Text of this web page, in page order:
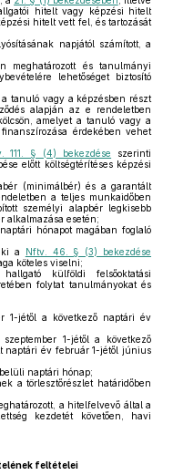
hitelt vagy képzési hitelt
hitelt vett fel, és tartozását
napjától számított, a
meghatározott és tanulmányi
lehetőséget biztosító
tanuló vagy a képzésben részt
alapján az e rendeletben
amelyet a tanuló vagy a
érdekében vehet
111. § (4) bekezdése szerinti
előtt költségtérítéses képzési
(minimálbér) és a garantált
a teljes munkaidőben
személyi alapbér legkisebb
alkalmazása esetén;
hónapot magában foglaló
a
Nftv. 46. § (3) bekezdése
köteles viselni;
külföldi felsőoktatási
folytat tanulmányokat és
1-jétől a következő naptári év
1-jétől a következő
naptári év február 1-jétől június
naptári hónap;
a törlesztőrészlet határidőben
a hitelfelvevő által a
kezdetét követően, havi
feltételei